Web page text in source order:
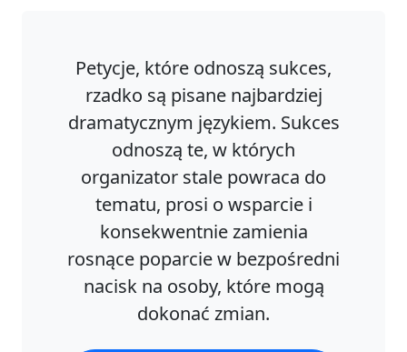
Petycje, które odnoszą sukces,
rzadko są pisane najbardziej
dramatycznym językiem. Sukces
odnoszą te, w których
organizator stale powraca do
tematu, prosi o wsparcie i
konsekwentnie zamienia
rosnące poparcie w bezpośredni
nacisk na osoby, które mogą
dokonać zmian.